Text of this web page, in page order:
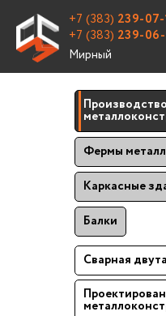
+7 (383) 239-07-
+7 (383) 239-
Производство
Фермы
Каркасные
Балки
Сварная